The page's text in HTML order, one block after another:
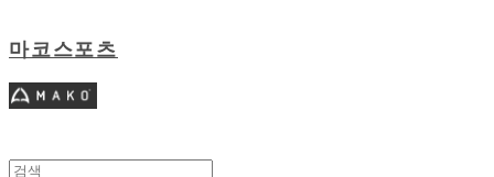
마코스포츠